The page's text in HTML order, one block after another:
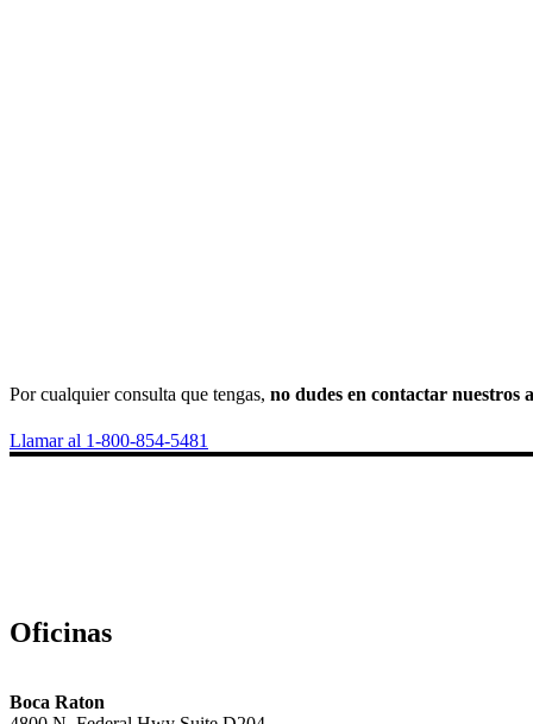
Por cualquier consulta que tengas, no dudes en contactar nuestros
Llamar al 1-800-854-5481
Oficinas
Boca Raton